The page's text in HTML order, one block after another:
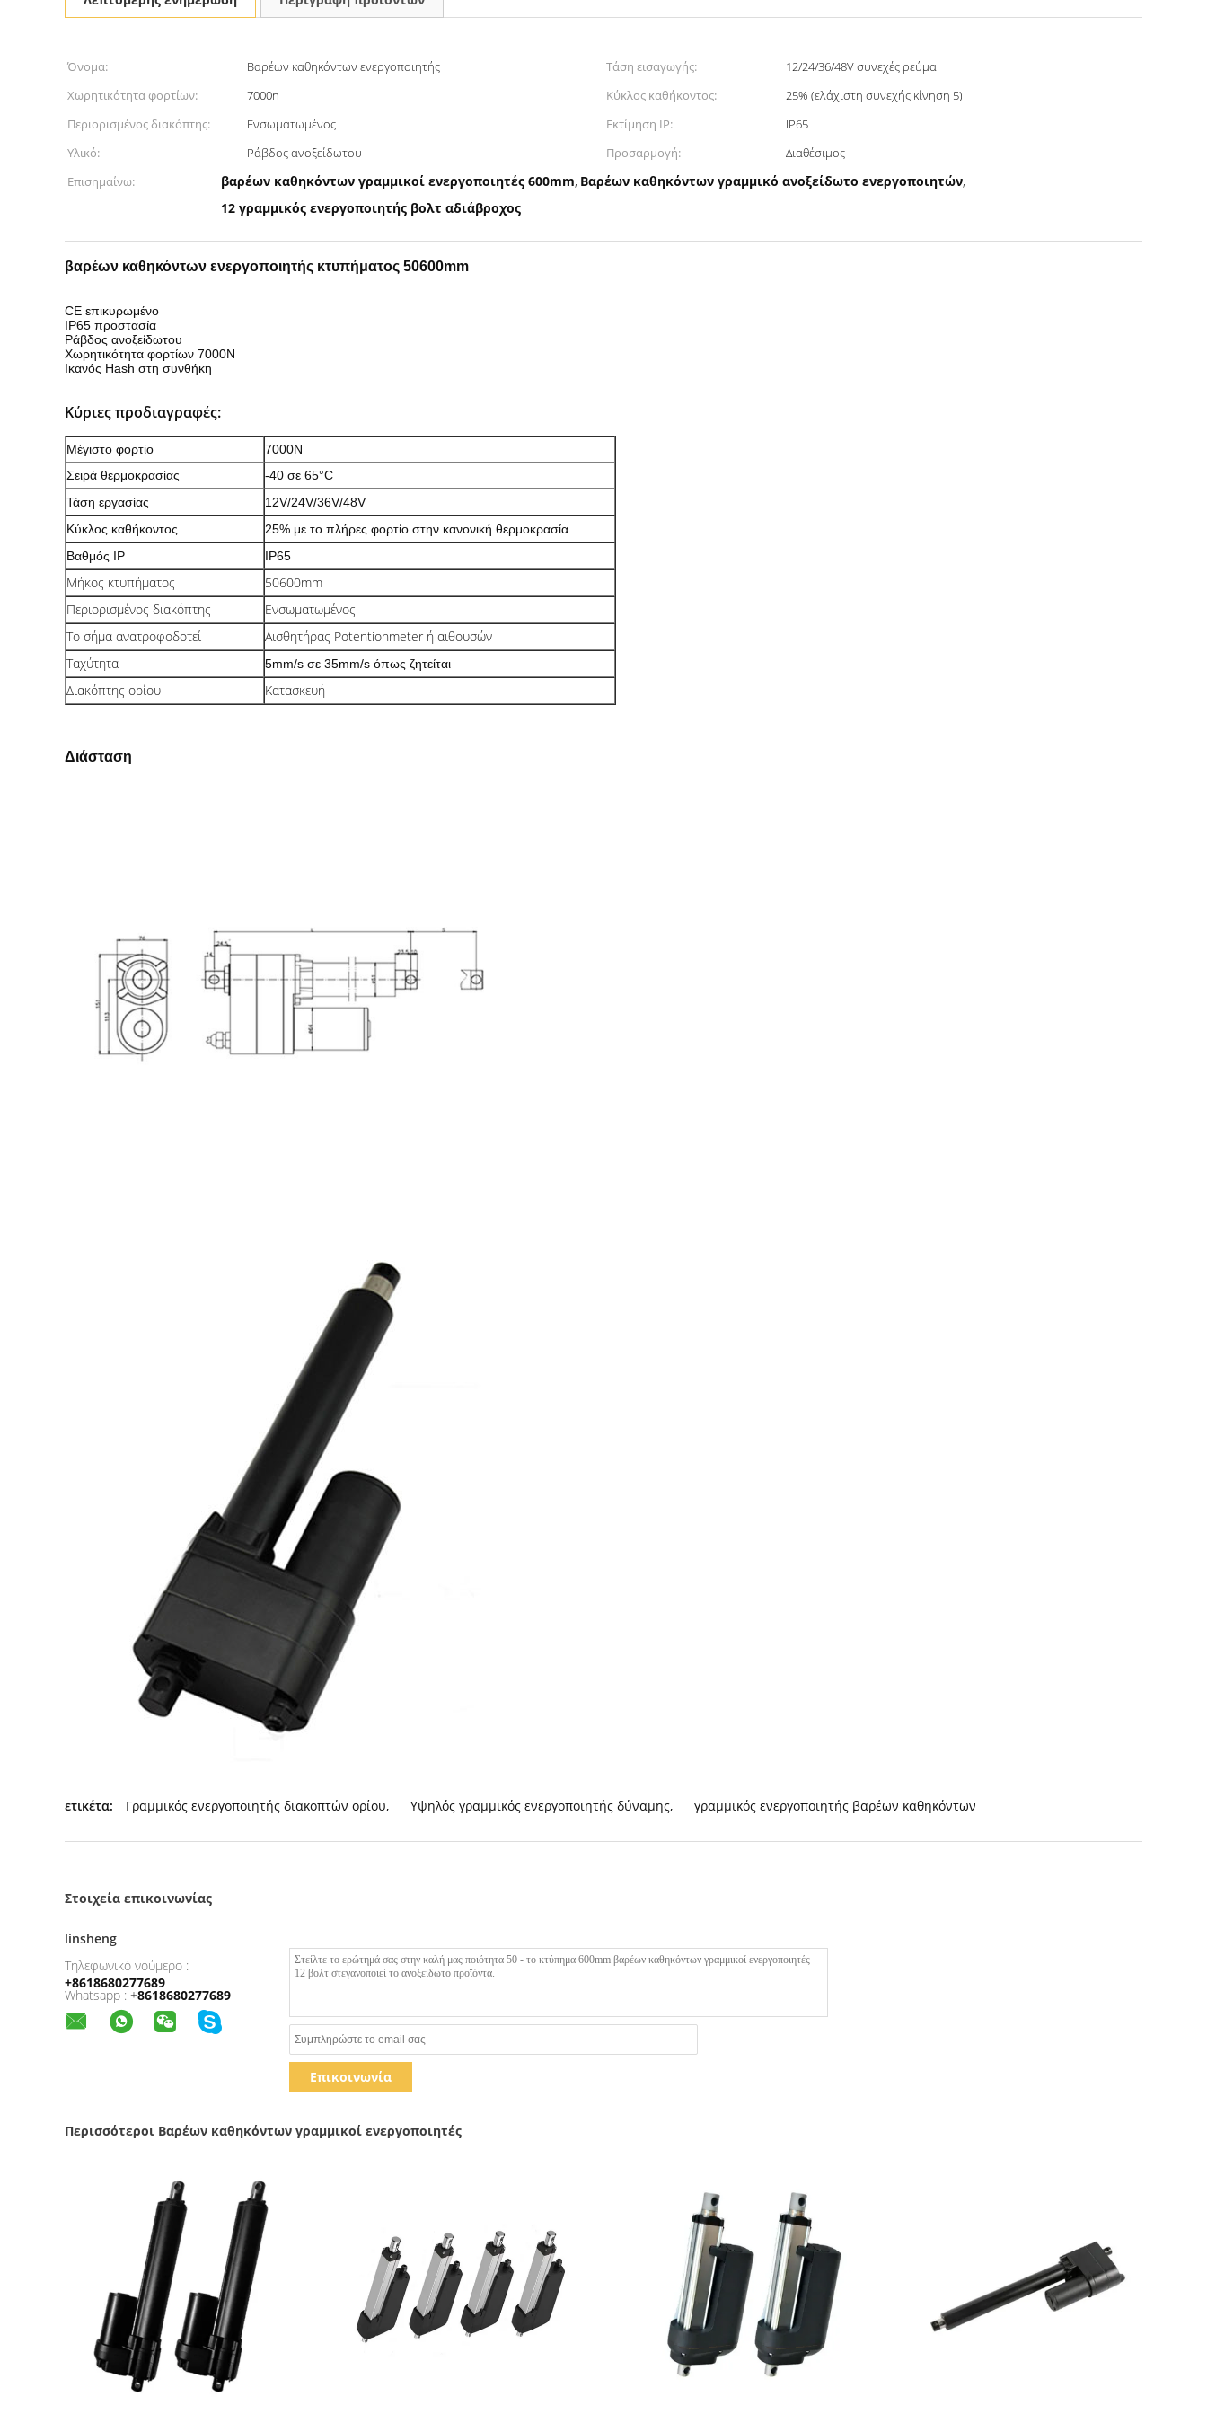
Όνομα: Βαρέων καθηκόντων ενεργοποιητής Τάση εισαγωγής:
12/24/36/48V συνεχές ρεύμα
Χωρητικότητα φορτίων:
7000n Κύκλος καθήκοντος:
25% (ελάχιστη συνεχής κίνηση 5)
Περιορισμένος διακόπτης:
Ενσωματωμένος Εκτίμηση IP:
IP65
Υλικό:
Ράβδος ανοξείδωτου Προσαρμογή:
Διαθέσιμος
Επισημαίνω:
βαρέων καθηκόντων γραμμικοί ενεργοποιητές 600mm, Βαρέων καθηκόντων γραμμικό ανοξείδωτο ενεργοποιητών,
12 γραμμικός ενεργοποιητής βολτ αδιάβροχος
βαρέων καθηκόντων ενεργοποιητής κτυπήματος 50600mm
CE επικυρωμένο
IP65 προστασία
Ράβδος ανοξείδωτου
Χωρητικότητα φορτίων 7000N
Ικανός Hash στη συνθήκη
Κύριες προδιαγραφές:
Μέγιστο φορτίο
7000N
Σειρά θερμοκρασίας
-40 σε 65°C
Τάση εργασίας
12V/24V/36V/48V
Κύκλος καθήκοντος
25% με το πλήρες φορτίο στην κανονική θερμοκρασία
Βαθμός IP
IP65
Μήκος κτυπήματος
50600mm
Περιορισμένος διακόπτης
Ενσωματωμένος
Το σήμα ανατροφοδοτεί
Αισθητήρας Potentionmeter ή αιθουσών
Ταχύτητα
5mm/s σε 35mm/s όπως ζητείται
Διακόπτης ορίου Κατασκευή-
Διάσταση
ετικέτα: Γραμμικός ενεργοποιητής διακοπτών ορίου, Υψηλός γραμμικός ενεργοποιητής δύναμης, γραμμικός ενεργοποιητής βαρέων καθηκόντων
Στοιχεία επικοινωνίας
linsheng
Τηλεφωνικό νούμερο :
+8618680277689
Whatsapp : +8618680277689
Επικοινωνία
Περισσότεροι Βαρέων καθηκόντων γραμμικοί ενεργοποιητές